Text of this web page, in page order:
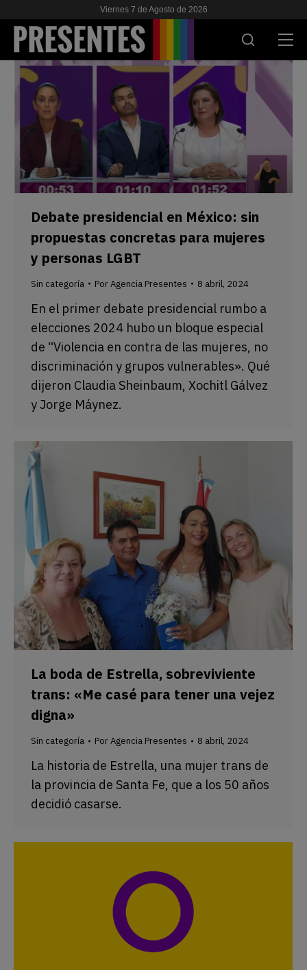
Viernes 7 de Agosto de 2026
ACTUALIDAD
INVESTIGACIONES
VIH & SIDA
ESCUELA
NOSOTRES
APOYANOS
ES EN
Debate presidencial en México: sin
propuestas concretas para mujeres
y personas LGBT
Sin categoría PorAgencia Presentes 8 abril, 2024
En el primer debate presidencial rumbo a
elecciones 2024 hubo un bloque especial
de “Violencia en contra de las mujeres, no
discriminación y grupos vulnerables». Qué
dijeron Claudia Sheinbaum, Xochitl Gálvez
y Jorge Máynez.
La boda de Estrella, sobreviviente
trans: «Me casé para tener una vejez
digna»
Sin categoría PorAgencia Presentes 8 abril, 2024
La historia de Estrella, una mujer trans de
la provincia de Santa Fe, que a los 50 años
decidió casarse.